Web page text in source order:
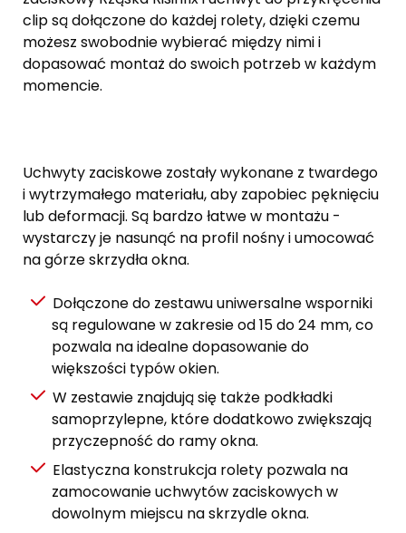
clip są dołączone do każdej rolety, dzięki czemu
możesz swobodnie wybierać między nimi i
dopasować montaż do swoich potrzeb w każdym
momencie.
Uchwyty zaciskowe zostały wykonane z twardego
i wytrzymałego materiału, aby zapobiec pęknięciu
lub deformacji. Są bardzo łatwe w montażu -
wystarczy je nasunąć na profil nośny i umocować
na górze skrzydła okna.
Dołączone do zestawu uniwersalne wsporniki
są regulowane w zakresie od 15 do 24 mm, co
pozwala na idealne dopasowanie do
większości typów okien.
W zestawie znajdują się także podkładki
samoprzylepne, które dodatkowo zwiększają
przyczepność do ramy okna.
Elastyczna konstrukcja rolety pozwala na
zamocowanie uchwytów zaciskowych w
dowolnym miejscu na skrzydle okna.